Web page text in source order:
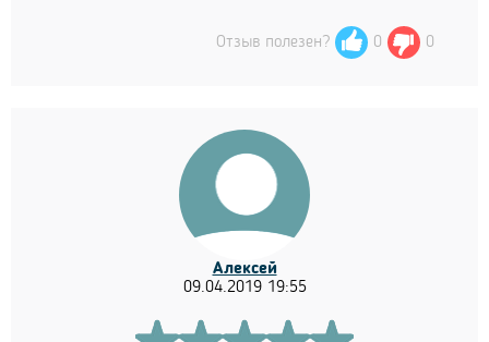
Отзыв полезен? 0 0
Алексей
09.04.2019 19:55